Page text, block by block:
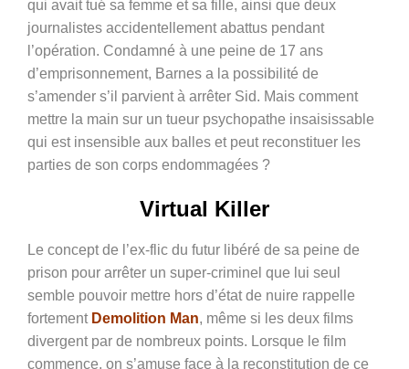
qui avait tué sa femme et sa fille, ainsi que deux
journalistes accidentellement abattus pendant
l’opération. Condamné à une peine de 17 ans
d’emprisonnement, Barnes a la possibilité de
s’amender s’il parvient à arrêter Sid. Mais comment
mettre la main sur un tueur psychopathe insaisissable
qui est insensible aux balles et peut reconstituer les
parties de son corps endommagées ?
Virtual Killer
Le concept de l’ex-flic du futur libéré de sa peine de
prison pour arrêter un super-criminel que lui seul
semble pouvoir mettre hors d’état de nuire rappelle
fortement Demolition Man, même si les deux films
divergent par de nombreux points. Lorsque le film
commence, on s’amuse face à la reconstitution de ce